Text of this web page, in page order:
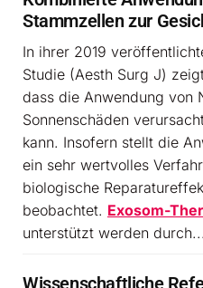
Stammzellen zur
In ihrer 2019
Studie (Aesth Surg J)
dass die Anwendung von
Sonnenschäden
kann. Insofern stellt die
ein sehr wertvolles
biologische
beobachtet. Exosom-
unterstützt werden durch...